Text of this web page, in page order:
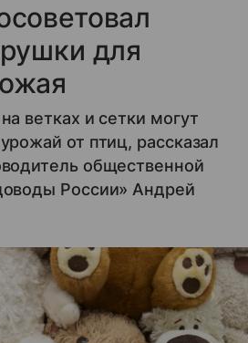
для
ветках и сетки могут
от птиц, рассказал
общественной
России» Андрей